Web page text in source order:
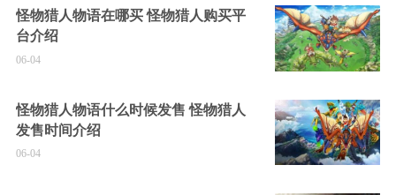
怪物猎人物语在哪买 怪物猎人购买平
台介绍
06-04
怪物猎人物语什么时候发售 怪物猎人
发售时间介绍
06-04